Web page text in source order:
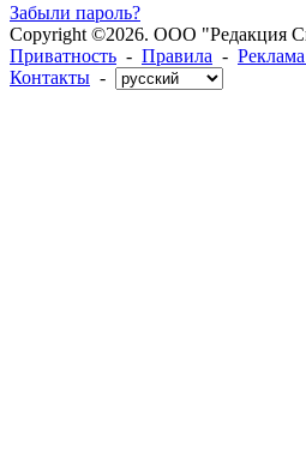
Забыли пароль?
Copyright ©2026. ООО "Редакция
Приватность - Правила -
Контакты -